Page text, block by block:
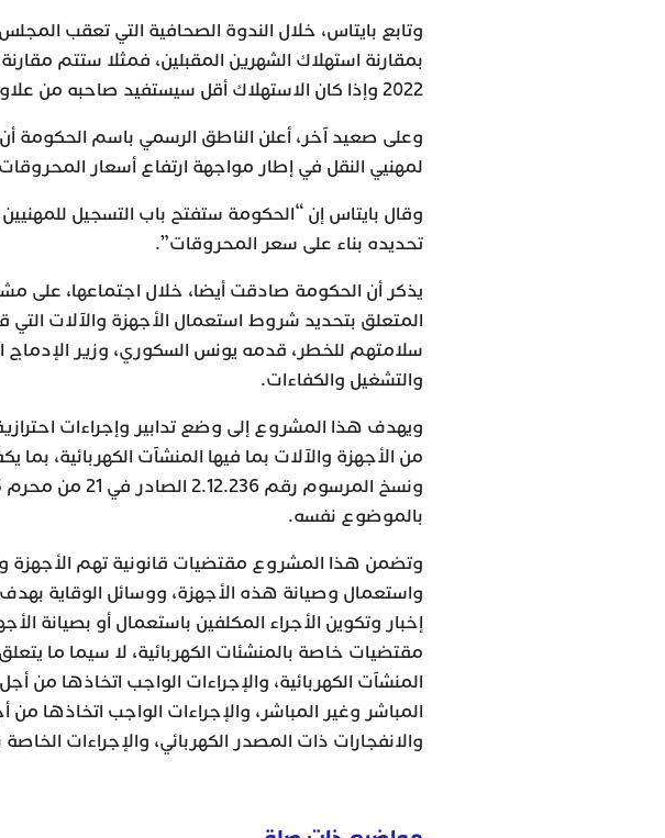
وتابع بايتاس، خلال الندوة الصحافية التي تعقب
2022 وإذا كان الاستهلاك أقل سيستفيد صاحبه من علاوة من الطاقة”.
وعلى صعيد آخر، أعلن الناطق الرسمي باسم الحكومة
لمهنيي النقل في إطار مواجهة ارتفاع أسعار
وقال بايتاس إن “الحكومة ستفتح باب التسجيل
تحديده بناء على سعر المحروقات”.
المتعلق بتحديد شروط استعمال الأجهزة والآلات
سلامتهم للخطر، قدمه يونس السكوري، وزير الإدماج
والتشغيل والكفاءات.
ويهدف هذا المشروع إلى وضع تدابير وإجراءات
من الأجهزة والآلات بما فيها المنشآت الكهربائية،
بالموضوع نفسه.
وتضمن هذا المشروع مقتضيات قانونية تهم الأجهزة
واستعمال وصيانة هذه الأجهزة، ووسائل الوقاية
إخبار وتكوين الأجراء المكلفين باستعمال أو بصيانة
مقتضيات خاصة بالمنشئات الكهربائية، لا سيما ما
المنشآت الكهربائية، والإجراءات الواجب اتخاذها من
المباشر وغير المباشر، والإجراءات الواجب اتخاذها من
والانفجارات ذات المصدر الكهربائي، والإجراءات الخاصة